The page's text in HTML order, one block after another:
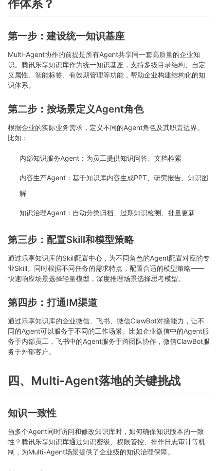
作体系？
第一步：建设统一知识基座
Multi-Agent协作的前提是所有Agent共享同一套高质量的企业知
识。腾讯乐享知识库作为统一知识基座，支持多级目录结构、自定
义属性、智能标签、有效期管理等功能，帮助企业构建结构化的知
识体系。
第二步：按场景定义Agent角色
根据企业的实际业务需求，定义不同的Agent角色及其职责边界。
比如：
内部知识服务Agent：为员工提供知识问答、文档检索
内容生产Agent：基于知识库内容生成PPT、研究报告、知识图
解
知识治理Agent：自动分类归档、过期知识检测、批量更新
第三步：配置Skill和模型策略
通过乐享知识库的Skill配置中心，为不同角色的Agent配置对应的专
业Skill。同时根据不同任务的需求特点，配置合适的模型策略——
快速响应场景选择轻量模型，深度推理场景选择思考模型。
第四步：打通IM渠道
通过乐享知识库的企业微信、飞书、微信ClawBot对接能力，让不
同的Agent可以服务于不同的工作场景。比如企业微信中的Agent服
务于内部员工，飞书中的Agent服务于跨团队协作，微信ClawBot服
务于外部客户。
四、Multi-Agent落地的关键挑战
知识一致性
当多个Agent同时访问和修改知识库时，如何确保知识版本的一致
性？腾讯乐享知识库通过知识密级、权限管控、操作日志审计等机
制，为Multi-Agent场景提供了企业级的知识治理保障。